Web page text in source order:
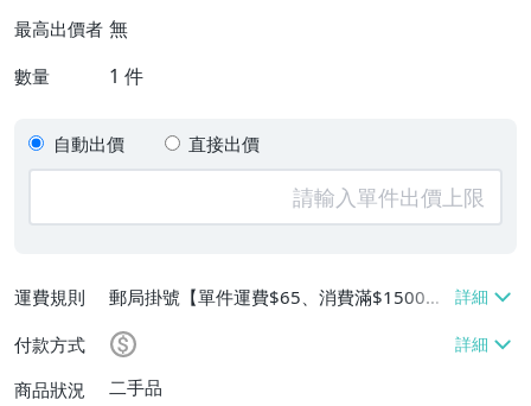
最高出價者 無
數量 1 件
自動出價 直接出價
運費規則
郵局掛號【單件運費$65、消費滿$1500免
運費】
付款方式
商品狀況
二手品